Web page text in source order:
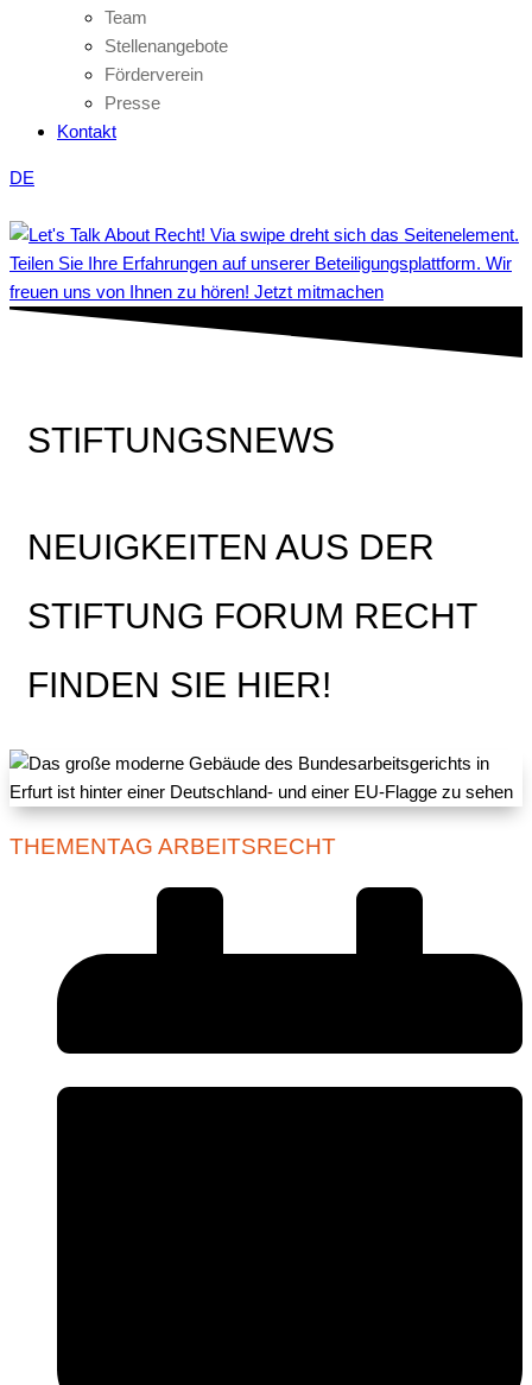
Team
Stellenangebote
Förderverein
Presse
Kontakt
DE
Teilen Sie Ihre Erfahrungen auf unserer Beteiligungsplattform. Wir
freuen uns von Ihnen zu hören! Jetzt mitmachen
STIFTUNGSNEWS
NEUIGKEITEN AUS DER
STIFTUNG FORUM RECHT
FINDEN SIE HIER!
THEMENTAG ARBEITSRECHT